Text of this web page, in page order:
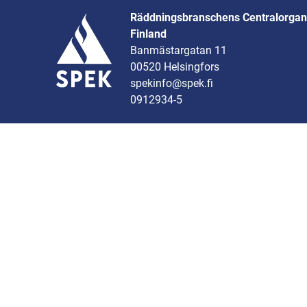
Räddningsbranschens
Finland
Banmästargatan 11
00520 Helsingfors
spekinfo@spek.fi
0912934-5